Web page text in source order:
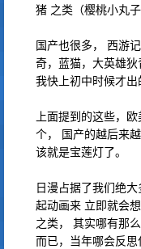
猪 之类（樱桃小丸
国产也很多， 西游
奇，蓝猫，大英雄
我快上初中时候才出
上面提到的这些，
个， 国产的越后来
该就是宝莲灯了。
日漫占据了我们绝
起动画来 立即就会
之类， 其实哪有那
而已，当年哪会反思